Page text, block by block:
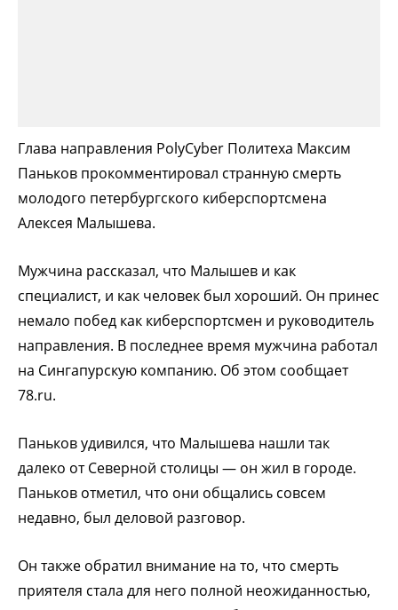
Глава направления PolyCyber Политеха Максим
Паньков прокомментировал странную смерть
молодого петербургского киберспортсмена
Алексея Малышева.
Мужчина рассказал, что Малышев и как
специалист, и как человек был хороший. Он принес
немало побед как киберспортсмен и руководитель
направления. В последнее время мужчина работал
на Сингапурскую компанию. Об этом сообщает
78.ru.
Паньков удивился, что Малышева нашли так
далеко от Северной столицы — он жил в городе.
Паньков отметил, что они общались совсем
недавно, был деловой разговор.
Он также обратил внимание на то, что смерть
приятеля стала для него полной неожиданностью,